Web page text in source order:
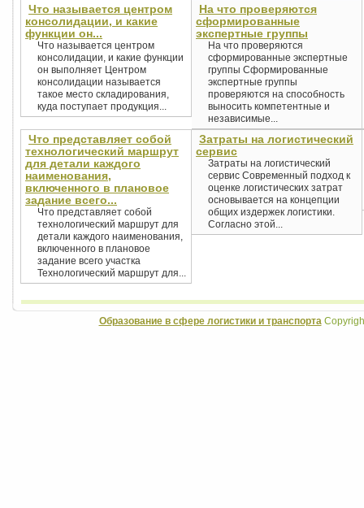
Что называется центром
консолидации, и какие
функции он...
Что называется центром
консолидации, и какие функции
он выполняет Центром
консолидации называется
такое место складирования,
куда поступает продукция...
На что проверяются
сформированные
экспертные группы
На что проверяются
сформированные экспертные
группы Сформированные
экспертные группы
проверяются на способность
выносить компетентные и
независимые...
Что представляет собой
технологический маршрут
для детали каждого
наименования,
включенного в плановое
задание всего...
Что представляет собой
технологический маршрут для
детали каждого наименования,
включенного в плановое
задание всего участка
Технологический маршрут для...
Затраты на логистический
сервис
Затраты на логистический
сервис Современный подход к
оценке логистических затрат
основывается на концепции
общих издержек логистики.
Согласно этой...
Образование в сфере логистики и транспорта